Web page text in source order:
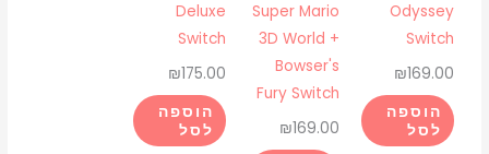
Odyssey
Switch
₪169.00
הוספה
לסל
Super Mario
3D World +
Bowser's
Fury Switch
₪169.00
Deluxe
Switch
₪175.00
הוספה
לסל